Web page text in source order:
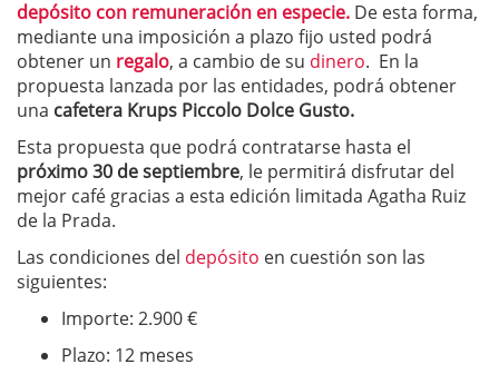
depósito con remuneración en especie. De esta forma,
mediante una imposición a plazo fijo usted podrá
obtener un regalo, a cambio de su dinero. En la
propuesta lanzada por las entidades, podrá obtener
una cafetera Krups Piccolo Dolce Gusto.
Esta propuesta que podrá contratarse hasta el
próximo 30 de septiembre, le permitirá disfrutar del
mejor café gracias a esta edición limitada Agatha Ruiz
de la Prada.
Las condiciones del depósito en cuestión son las
siguientes:
Importe: 2.900 €
Plazo: 12 meses